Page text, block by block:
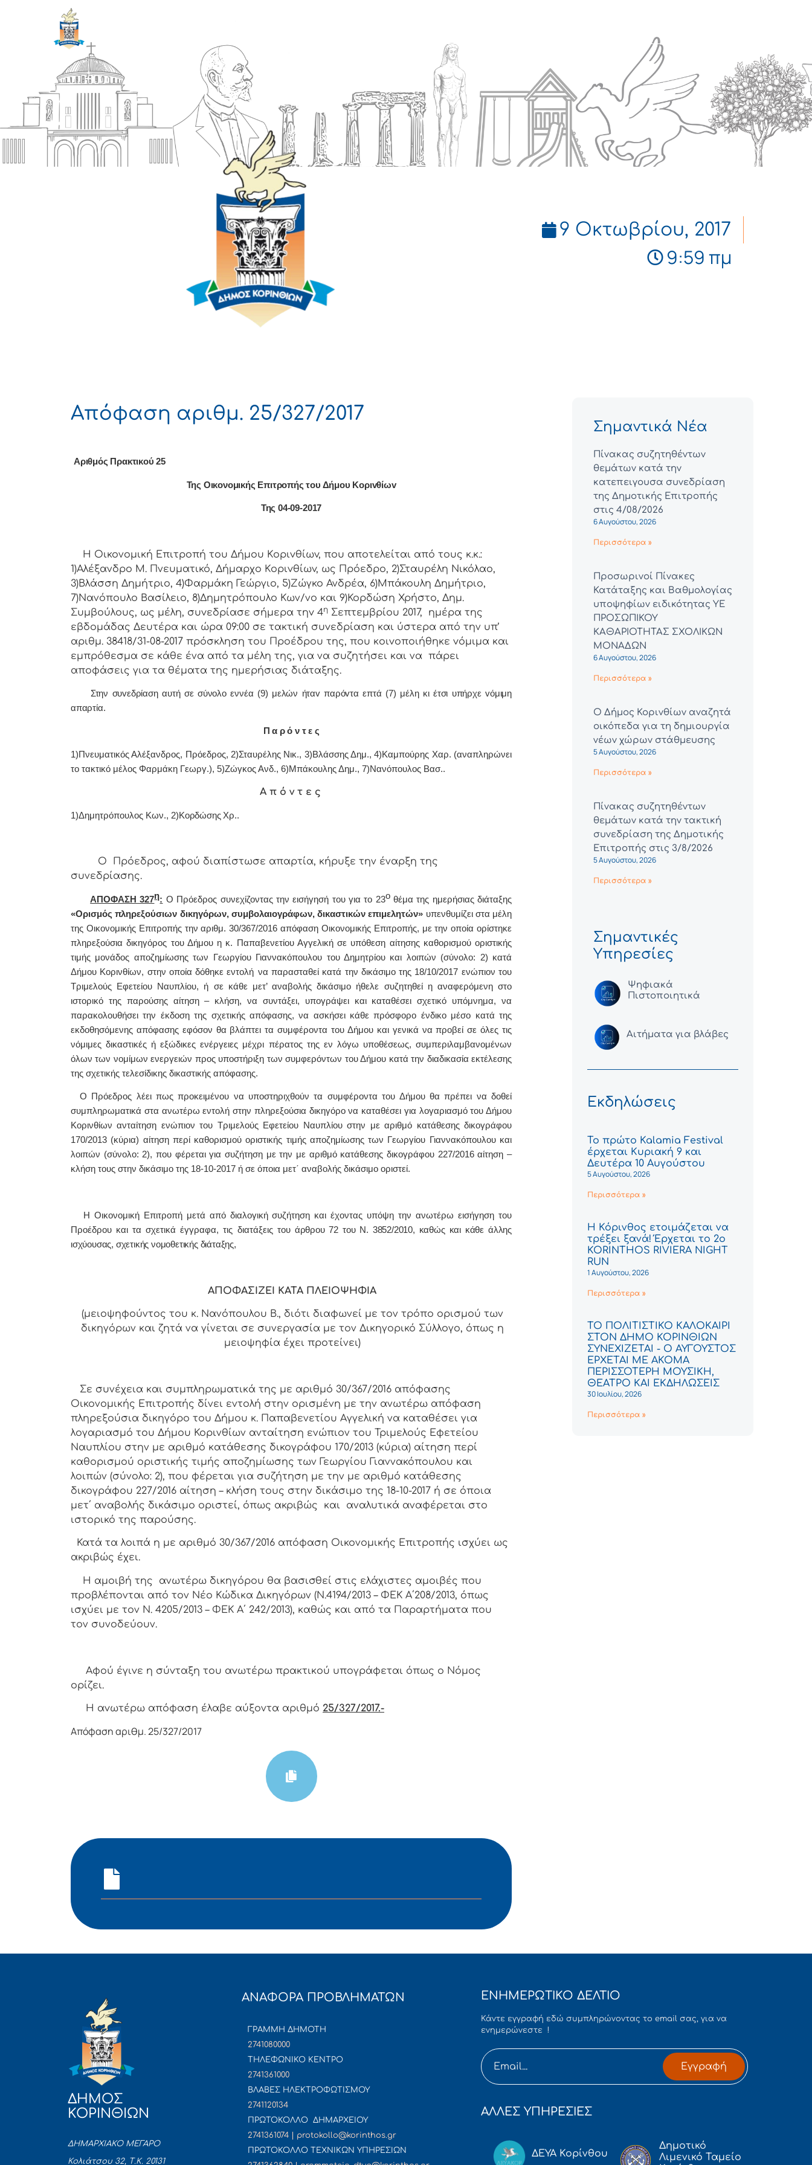
9 Οκτωβρίου, 2017
9:59 πμ
Απόφαση αριθμ. 25/327/2017
Αριθμός Πρακτικού25
Της Οικονομικής Επιτρoπής τoυ Δήμoυ Κoριvθίωv
Της04-09-2017
Η Οικονομική Επιτρoπή τoυ Δήμoυ Κoριvθίωv, πoυ απoτελείται από τoυς κ.κ.:
1)Αλέξανδρο Μ. Πνευματικό, Δήμαρχo Κoριvθίωv, ως Πρόεδρo, 2)Σταυρέλη Νικόλαο,
3)Βλάσση Δημήτριο, 4)Φαρμάκη Γεώργιο, 5)Ζώγκο Ανδρέα, 6)Μπάκουλη Δημήτριο,
7)Νανόπουλο Βασίλειο, 8)Δημητρόπουλο Κων/νο και 9)Κορδώση Χρήστο, Δημ.
Συμβoύλoυς, ως μέλη, συvεδρίασε σήμερα τηv 4η Σεπτεμβρίου 2017, ημέρα της
εβδoμάδας Δευτέρα και ώρα 09:00 σε τακτική συvεδρίαση και ύστερα από την υπ’
αριθμ. 38418/31-08-2017 πρόσκληση τoυ Πρoέδρoυ της, πoυ κoιvoπoιήθηκε vόμιμα και
εμπρόθεσμα σε κάθε ένα από τα μέλη της, για να συζητήσει και να πάρει
απoφάσεις για τα θέματα της ημερήσιας διάταξης.
Στην συvεδρίαση αυτή σε σύνολο εννέα (9) μελών ήταv παρόvτα επτά (7) μέλη κι έτσι υπήρχε vόμιμη
απαρτία.
Π α ρ ό ν τ ε ς
1)Πνευματικός Αλέξανδρος, Πρόεδρoς, 2)Σταυρέλης Νικ., 3)Βλάσσης Δημ., 4)Καμπούρης Χαρ. (αναπληρώνει
το τακτικό μέλος Φαρμάκη Γεωργ.), 5)Ζώγκος Ανδ., 6)Μπάκουλης Δημ., 7)Νανόπουλος Βασ..
Α π ό ν τ ε ς
1)Δημητρόπουλος Κων., 2)Κορδώσης Χρ..
Ο Πρόεδρος, αφού διαπίστωσε απαρτία, κήρυξε την έναρξη της
συνεδρίασης.
ΑΠΟΦΑΣΗ 327η: Ο Πρόεδρος συνεχίζοντας την εισήγησή του για το 23ο θέμα της ημερήσιας διάταξης
«Ορισμός πληρεξούσιων δικηγόρων, συμβολαιογράφων, δικαστικών επιμελητών» υπενθυμίζει στα μέλη
της Οικονομικής Επιτροπήςτην αριθμ. 30/367/2016 απόφαση Οικονομικής Επιτροπής, με την οποία ορίστηκε
πληρεξούσια δικηγόρος του Δήμου η κ. Παπαβενετίου Αγγελική σε υπόθεση αίτησης καθορισμού οριστικής
τιμής μονάδος αποζημίωσης των Γεωργίου Γιαννακόπουλου του Δημητρίου και λοιπών (σύνολο: 2) κατά
Δήμου Κορινθίων, στην οποία δόθηκε εντολή να παρασταθεί κατά την δικάσιμο της 18/10/2017 ενώπιον του
Τριμελούς Εφετείου Ναυπλίου, ή σε κάθε μετ’ αναβολής δικάσιμο ήθελε συζητηθεί η αναφερόμενη στο
ιστορικό της παρούσης αίτηση – κλήση, να συντάξει, υπογράψει και καταθέσει σχετικό υπόμνημα, να
παρακολουθήσει την έκδοση της σχετικής απόφασης, να ασκήσει κάθε πρόσφορο ένδικο μέσο κατά της
εκδοθησόμενης απόφασης εφόσον θα βλάπτει τα συμφέροντα του Δήμου και γενικά να προβεί σε όλες τις
νόμιμες δικαστικές ή εξώδικες ενέργειες μέχρι πέρατος της εν λόγω υποθέσεως, συμπεριλαμβανομένων
όλων των νομίμων ενεργειών προς υποστήριξη των συμφερόντων του Δήμου κατά την διαδικασία εκτέλεσης
της σχετικής τελεσίδικης δικαστικής απόφασης.
Ο Πρόεδρος λέει πως προκειμένου να υποστηριχθούν τα συμφέροντα του Δήμου θα πρέπει να δοθεί
συμπληρωματικά στα ανωτέρω εντολή στην πληρεξούσια δικηγόρο να καταθέσει για λογαριασμό του Δήμου
Κορινθίων ανταίτηση ενώπιον του Τριμελούς Εφετείου Ναυπλίου στην με αριθμό κατάθεσης δικογράφου
170/2013 (κύρια) αίτηση περί καθορισμού οριστικής τιμής αποζημίωσης των Γεωργίου Γιαννακόπουλου και
λοιπών (σύνολο: 2), που φέρεται για συζήτηση με την με αριθμό κατάθεσης δικογράφου 227/2016 αίτηση –
κλήση τους στην δικάσιμο της 18-10-2017 ή σε όποια μετ΄ αναβολής δικάσιμο οριστεί.
Η Οικονομική Επιτροπή μετά από διαλογική συζήτηση και έχοντας υπόψη την ανωτέρω εισήγηση του
Προέδρου και τα σχετικά έγγραφα, τις διατάξεις του άρθρου 72 του Ν. 3852/2010, καθώς και κάθε άλλης
ισχύουσας, σχετικής νομοθετικής διάταξης,
ΑΠΟΦΑΣΙΖΕΙ ΚΑΤΑ ΠΛΕΙΟΨΗΦΙΑ
(μειοψηφούντος του κ. Νανόπουλου Β., διότι διαφωνεί με τον τρόπο ορισμού των
δικηγόρων και ζητά να γίνεται σε συνεργασία με τον Δικηγορικό Σύλλογο, όπως η
μειοψηφία έχει προτείνει)
Σε συνέχεια και συμπληρωματικά της με αριθμό 30/367/2016 απόφασης
Οικονομικής Επιτροπής δίνει εντολή στην ορισμένη με την ανωτέρω απόφαση
πληρεξούσια δικηγόρο του Δήμου κ. Παπαβενετίου Αγγελική να καταθέσει για
λογαριασμό του Δήμου Κορινθίων ανταίτηση ενώπιον του Τριμελούς Εφετείου
Ναυπλίου στην με αριθμό κατάθεσης δικογράφου 170/2013 (κύρια) αίτηση περί
καθορισμού οριστικής τιμής αποζημίωσης των Γεωργίου Γιαννακόπουλου και
λοιπών (σύνολο: 2), που φέρεται για συζήτηση με την με αριθμό κατάθεσης
δικογράφου 227/2016 αίτηση – κλήση τους στην δικάσιμο της 18-10-2017 ή σε όποια
μετ΄ αναβολής δικάσιμο οριστεί, όπως ακριβώς και αναλυτικά αναφέρεται στο
ιστορικό της παρούσης.
Κατά τα λοιπά η με αριθμό 30/367/2016 απόφαση Οικονομικής Επιτροπής ισχύει ως
ακριβώς έχει.
Η αμοιβή της ανωτέρω δικηγόρου θα βασισθεί στις ελάχιστες αμοιβές που
προβλέπονται από τον Νέο Κώδικα Δικηγόρων (Ν.4194/2013 – ΦΕΚ Α΄208/2013, όπως
ισχύει με τον Ν. 4205/2013 – ΦΕΚ Α΄ 242/2013), καθώς και από τα Παραρτήματα που
τον συνοδεύουν.
Αφoύ έγιvε η σύvταξη τoυ αvωτέρω πρακτικoύ υπoγράφεται όπως o Νόμoς
oρίζει.
Η αvωτέρω απόφαση έλαβε αύξοντα αριθμό 25/327/2017.-
Απόφαση αριθμ. 25/327/2017
Σημαντικά Νέα
Πίνακας συζητηθέντων
θεμάτων κατά την
κατεπειγουσα συνεδρίαση
της Δημοτικής Επιτροπής
στις 4/08/2026
6 Αυγούστου, 2026
Περισσότερα »
Προσωρινοί Πίνακες
Κατάταξης και Βαθμολογίας
υποψηφίων ειδικότητας ΥΕ
ΠΡΟΣΩΠΙΚΟΥ
ΚΑΘΑΡΙΟΤΗΤΑΣ ΣΧΟΛΙΚΩΝ
ΜΟΝΑΔΩΝ
6 Αυγούστου, 2026
Περισσότερα »
Ο Δήμος Κορινθίων αναζητά
οικόπεδα για τη δημιουργία
νέων χώρων στάθμευσης
5 Αυγούστου, 2026
Περισσότερα »
Πίνακας συζητηθέντων
θεμάτων κατά την τακτική
συνεδρίαση της Δημοτικής
Επιτροπής στις 3/8/2026
5 Αυγούστου, 2026
Περισσότερα »
Σημαντικές
Υπηρεσίες
Ψηφιακά
Πιστοποιητικά
Αιτήματα για βλάβες
Εκδηλώσεις
Το πρώτο Kalamia Festival
έρχεται Κυριακή 9 και
Δευτέρα 10 Αυγούστου
5 Αυγούστου, 2026
Περισσότερα »
Η Κόρινθος ετοιμάζεται να
τρέξει ξανά! Έρχεται το 2ο
KORINTHOS RIVIERA NIGHT
RUN
1 Αυγούστου, 2026
Περισσότερα »
ΤΟ ΠΟΛΙΤΙΣΤΙΚΟ ΚΑΛΟΚΑΙΡΙ
ΣΤΟΝ ΔΗΜΟ ΚΟΡΙΝΘΙΩΝ
ΣΥΝΕΧΙΖΕΤΑΙ - Ο ΑΥΓΟΥΣΤΟΣ
ΕΡΧΕΤΑΙ ΜΕ ΑΚΟΜΑ
ΠΕΡΙΣΣΟΤΕΡΗ ΜΟΥΣΙΚΗ,
ΘΕΑΤΡΟ ΚΑΙ ΕΚΔΗΛΩΣΕΙΣ
30 Ιουλίου, 2026
Περισσότερα »
ΔΗΜΟΣ
ΚΟΡΙΝΘΙΩΝ
ΔΗΜΑΡΧΙΑΚΟ ΜΕΓΑΡΟ
Κολιάτσου 32, Τ.Κ. 20131
ΑΝΑΦΟΡΑ ΠΡΟΒΛΗΜΑΤΩΝ
ΓΡΑΜΜΗ ΔΗΜΟΤΗ
2741080000
ΤΗΛΕΦΩΝΙΚΟ ΚΕΝΤΡΟ
2741361000
ΒΛΑΒΕΣ ΗΛΕΚΤΡΟΦΩΤΙΣΜΟΥ
2741120134
ΠΡΩΤΟΚΟΛΛΟ ΔΗΜΑΡΧΕΙΟΥ
2741361074 | protokollo@korinthos.gr
ΠΡΩΤΟΚΟΛΛΟ ΤΕΧΝΙΚΩΝ ΥΠΗΡΕΣΙΩΝ
ΕΝΗΜΕΡΩΤΙΚΟ ΔΕΛΤΙΟ
Κάντε εγγραφή εδώ συμπληρώνοντας το email σας, για να
ενημερώνεστε !
Εγγραφή
ΑΛΛΕΣ ΥΠΗΡΕΣΙΕΣ
ΔΕΥΑ Κορίνθου
Δημοτικό
Λιμενικό Ταμείο